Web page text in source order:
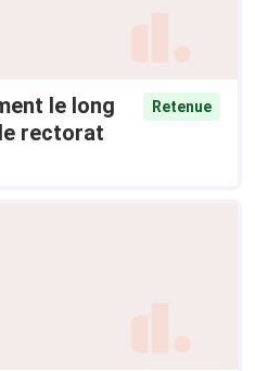
le long
rectorat
Retenue